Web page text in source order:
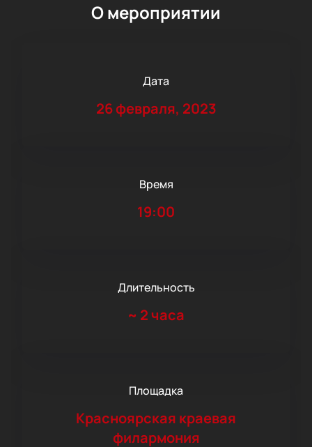
О мероприятии
Дата
26 февраля, 2023
Время
19:00
Длительность
~ 2 часа
Площадка
Красноярская краевая
филармония